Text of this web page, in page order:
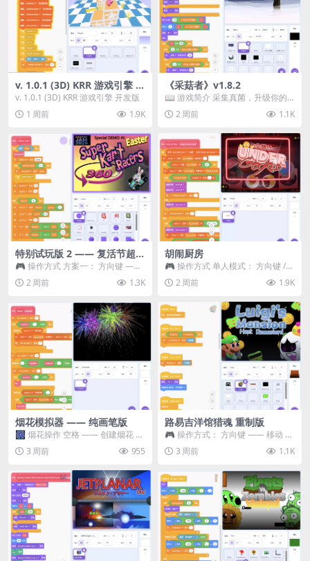
v. 1.0.1 (3D) KRR 游戏引擎 开
发版
v. 1.0.1 (3D) KRR 游戏引擎 开发版
1 周前
1.9K
《采菇者》v1.8.2
📖 游戏简介 采集真菌，升级你的
机体，并前往未知领域探索。 这是
一款静谧的探索冒...
2 周前 1.1K
特别试玩版 2 —— 复活节超级
卡丁车赛
🎮 操作方式 方案一： 方向键 ——
移动 Z —— 跳跃 / 漂移 方案二： ...
2 周前 1.3K
胡闹厨房
🎮 操作方式 单人模式： 方向键 /
WASD —— 移动 Z / K —— 抓...
2 周前 1.9K
烟花模拟器 —— 纯画笔版
🎆 烟花操作 空格 —— 创建烟花 1
~ 3 —— 切换烟花类型 普通烟花
嘶...3 周前 955
路易吉洋馆猎魂 重制版
🎮 操作方式： 方向键 —— 移动 &
跳跃 空格 —— 打开宝箱 将你...
3 周前 1.1K